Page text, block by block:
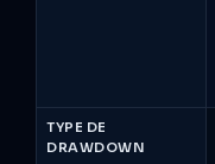
TYPE DE
DRAWDOWN